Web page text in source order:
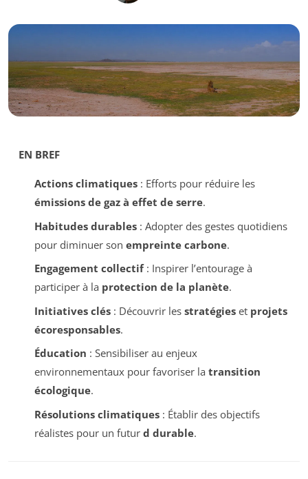
EN BREF
Actions climatiques: Efforts pour réduire les
émissions de gaz à effet de serre.
Habitudes durables: Adopter des gestes quotidiens
pour diminuer son empreinte carbone.
Engagement collectif: Inspirer l’entourage à
participer à la protection de la planète.
Initiatives clés: Découvrir les stratégieset projets
écoresponsables.
Éducation : Sensibiliser au enjeux
environnementaux pour favoriser la transition
écologique.
Résolutions climatiques: Établir des objectifs
réalistes pour un futur d durable.